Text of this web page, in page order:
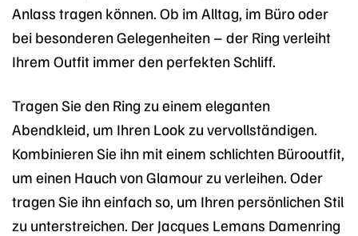
Anlass tragen können. Ob im Alltag, im Büro oder
bei besonderen Gelegenheiten – der Ring verleiht
Ihrem Outfit immer den perfekten Schliff.
Tragen Sie den Ring zu einem eleganten
Abendkleid, um Ihren Look zu vervollständigen.
Kombinieren Sie ihn mit einem schlichten Bürooutfit,
um einen Hauch von Glamour zu verleihen. Oder
tragen Sie ihn einfach so, um Ihren persönlichen Stil
zu unterstreichen. Der Jacques Lemans Damenring